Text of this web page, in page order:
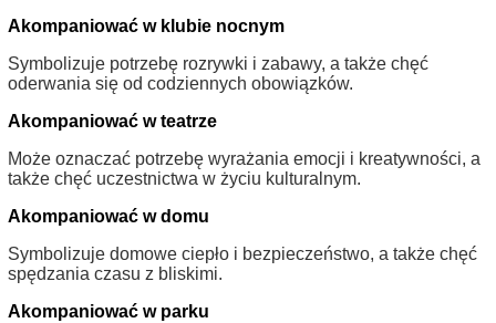
Akompaniować w klubie nocnym
Symbolizuje potrzebę rozrywki i zabawy, a także chęć
oderwania się od codziennych obowiązków.
Akompaniować w teatrze
Może oznaczać potrzebę wyrażania emocji i kreatywności, a
także chęć uczestnictwa w życiu kulturalnym.
Akompaniować w domu
Symbolizuje domowe ciepło i bezpieczeństwo, a także chęć
spędzania czasu z bliskimi.
Akompaniować w parku